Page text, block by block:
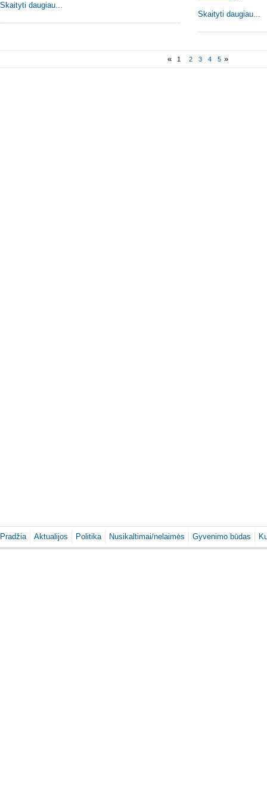
Skaityti daugiau...
Skaityti daugiau...
« 1 2 3 4 5 »
Pradžia Aktualijos Politika Nusikaltimai/nelaimės Gyvenimo būdas